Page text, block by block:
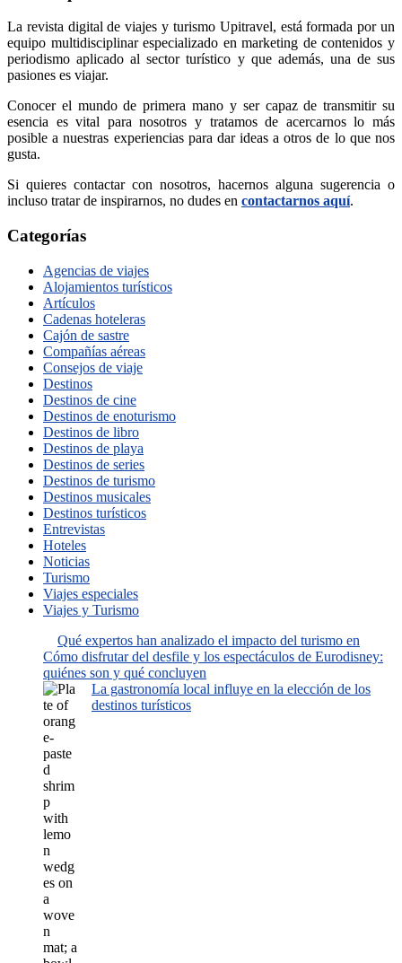
La revista digital de viajes y turismo Upitravel, está formada por un
equipo multidisciplinar especializado en marketing de contenidos y
periodismo aplicado al sector turístico y que además, una de sus
pasiones es viajar.
Conocer el mundo de primera mano y ser capaz de transmitir su
esencia es vital para nosotros y tratamos de acercarnos lo más
posible a nuestras experiencias para dar ideas a otros de lo que nos
gusta.
Si quieres contactar con nosotros, hacernos alguna sugerencia o
incluso tratar de inspirarnos, no dudes en contactarnos aquí.
Categorías
Agencias de viajes
Alojamientos turísticos
Artículos
Cadenas hoteleras
Cajón de sastre
Compañías aéreas
Consejos de viaje
Destinos
Destinos de cine
Destinos de enoturismo
Destinos de libro
Destinos de playa
Destinos de series
Destinos de turismo
Destinos musicales
Destinos turísticos
Entrevistas
Hoteles
Noticias
Turismo
Viajes especiales
Viajes y Turismo
Qué expertos han analizado el impacto del turismo en
Cómo disfrutar del desfile y los espectáculos de Eurodisney:
quiénes son y qué concluyen
La gastronomía local influye en la elección de los
destinos turísticos